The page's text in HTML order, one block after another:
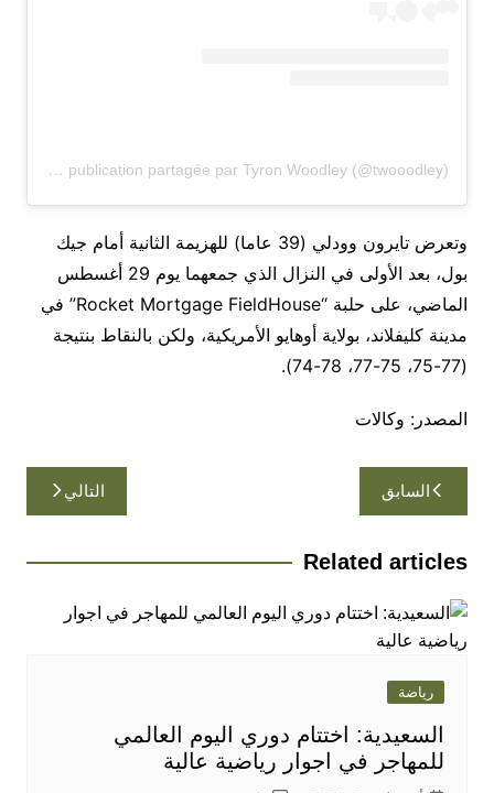
Une publication partagée par Tyron Woodley (@twooodley)
وتعرض تايرون وودلي (39 عاما) للهزيمة الثانية أمام جيك
بول، بعد الأولى في النزال الذي جمعهما يوم 29 أغسطس
الماضي، على حلبة “Rocket Mortgage FieldHouse” في
مدينة كليفلاند، بولاية أوهايو الأمريكية، ولكن بالنقاط بنتيجة
(77-75، 75-77، 78-74).
المصدر: وكالات
تصفّح
المقالات
السابق التالي
Related articles
رياضة
السعيدية: اختتام دوري اليوم العالمي
للمهاجر في اجوار رياضية عالية